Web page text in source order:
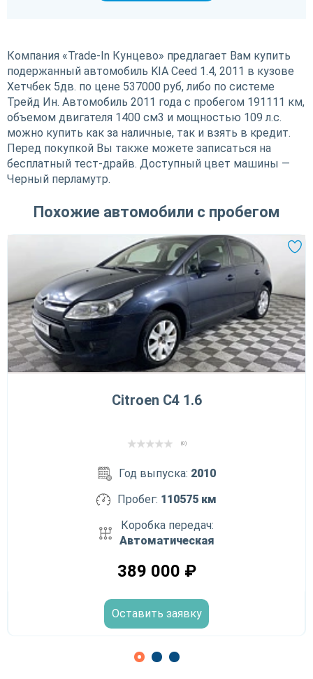
Компания «Trade-In Кунцево» предлагает Вам купить
подержанный автомобиль KIA Ceed 1.4, 2011 в кузове
Хетчбек 5дв. по цене 537000 руб, либо по системе
Трейд Ин. Автомобиль 2011 года с пробегом 191111 км,
объемом двигателя 1400 см3 и мощностью 109 л.с.
можно купить как за наличные, так и взять в кредит.
Перед покупкой Вы также можете записаться на
бесплатный тест-драйв. Доступный цвет машины —
Черный перламутр.
Похожие автомобили с пробегом
Citroen C4 1.6
(0)
Год выпуска: 2010
Пробег: 110575 км
Коробка передач:
Автоматическая
389 000 ₽
Оставить заявку